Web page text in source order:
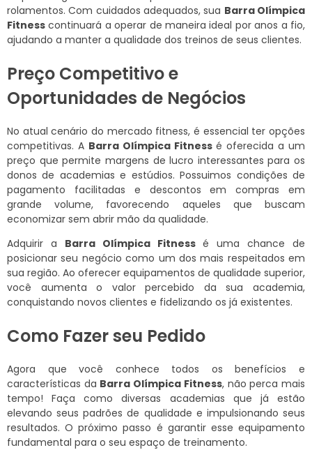
rolamentos. Com cuidados adequados, sua Barra Olímpica
Fitness continuará a operar de maneira ideal por anos a fio,
ajudando a manter a qualidade dos treinos de seus clientes.
Preço Competitivo e
Oportunidades de Negócios
No atual cenário do mercado fitness, é essencial ter opções
competitivas. A Barra Olímpica Fitnessé oferecida a um
preço que permite margens de lucro interessantes para os
donos de academias e estúdios. Possuimos condições de
pagamento facilitadas e descontos em compras em
grande volume, favorecendo aqueles que buscam
economizar sem abrir mão da qualidade.
Adquirir a Barra Olímpica Fitnessé uma chance de
posicionar seu negócio como um dos mais respeitados em
sua região. Ao oferecer equipamentos de qualidade superior,
você aumenta o valor percebido da sua academia,
conquistando novos clientes e fidelizando os já existentes.
Como Fazer seu Pedido
Agora que você conhece todos os benefícios e
características da Barra Olímpica Fitness, não perca mais
tempo! Faça como diversas academias que já estão
elevando seus padrões de qualidade e impulsionando seus
resultados. O próximo passo é garantir esse equipamento
fundamental para o seu espaço de treinamento.